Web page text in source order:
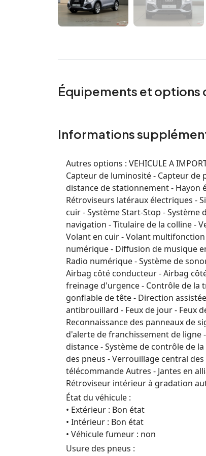
Équipements et options
Informations
Autres options : VEHICULE A
Capteur de luminosité - Capteur de
distance de stationnement - Hayon
Rétroviseurs latéraux électriques -
cuir - Système Start-Stop -
navigation - Titulaire de la colline -
Volant en cuir - Volant
numérique - Diffusion de musique
Radio numérique - Système de
Airbag côté conducteur - Airbag
freinage d'urgence - Contrôle de la
gonflable de tête - Direction
antibrouillard - Feux de jour - Feux
Reconnaissance des panneaux de
d'alerte de franchissement de ligne
distance - Système de contrôle de
des pneus - Verrouillage central
télécommande Autres - Jantes en
Rétroviseur intérieur à gradation
État du véhicule :
• Extérieur : Bon état
• Intérieur : Bon état
• Véhicule fumeur : non
Usure des pneus :